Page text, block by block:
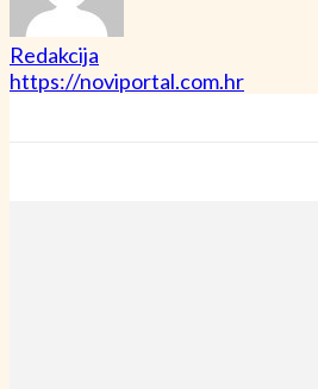
Redakcija
https://noviportal.com.hr